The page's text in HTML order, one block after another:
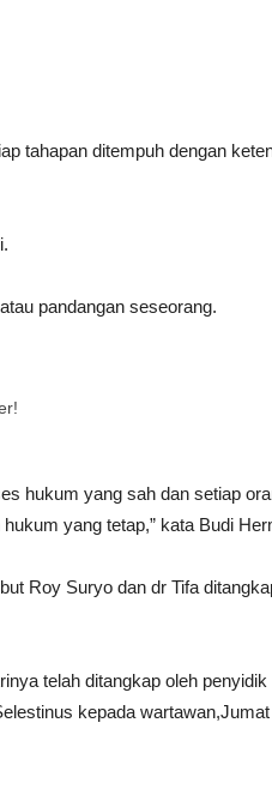
tahapan ditempuh dengan
pandangan seseorang.
hukum yang sah dan setiap
yang tetap,” kata Budi
Roy Suryo dan dr Tifa
telah ditangkap oleh
kepada